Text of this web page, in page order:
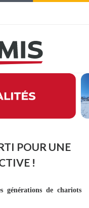
POUR UNE
!
générations de chariots